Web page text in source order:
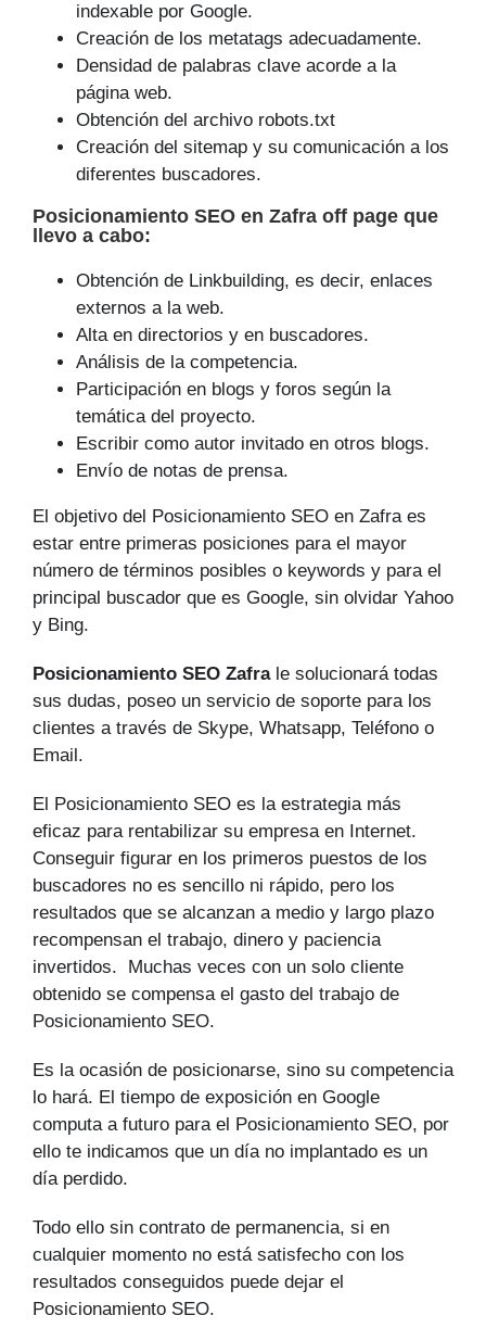
indexable por Google.
Creación de los metatags adecuadamente.
Densidad de palabras clave acorde a la
página web.
Obtención del archivo robots.txt
Creación del sitemap y su comunicación a los
diferentes buscadores.
Posicionamiento SEO en Zafra off page que
llevo a cabo:
Obtención de Linkbuilding, es decir, enlaces
externos a la web.
Alta en directorios y en buscadores.
Análisis de la competencia.
Participación en blogs y foros según la
temática del proyecto.
Escribir como autor invitado en otros blogs.
Envío de notas de prensa.
El objetivo del Posicionamiento SEO en Zafra es
estar entre primeras posiciones para el mayor
número de tér­minos posibles o keywords y para el
principal buscador que es Google, sin olvidar Yahoo
y Bing.
Posicionamiento SEO Zafrale solucionará todas
sus dudas, poseo un servicio de soporte para los
clientes a través de Skype, Whatsapp, Teléfono o
Email.
El Posicionamiento SEO es la estrategia más
eficaz para rentabilizar su empresa en Internet.
Conseguir figurar en los primeros puestos de los
buscadores no es sencillo ni rápido, pero los
resultados que se alcanzan a medio y largo plazo
recompensan el trabajo, dinero y paciencia
invertidos. Muchas veces con un solo cliente
obtenido se compensa el gasto del trabajo de
Posicionamiento SEO.
Es la ocasión de posicionarse, sino su competencia
lo hará. El tiempo de exposición en Google
computa a futuro para el Posicionamiento SEO, por
ello te indicamos que un día no implantado es un
día perdido.
Todo ello sin contrato de permanencia, si en
cualquier momento no está satisfecho con los
resultados conseguidos puede dejar el
Posicionamiento SEO.